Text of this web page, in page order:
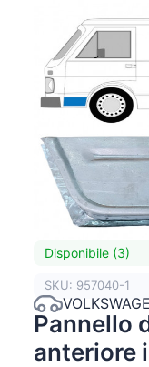
Disponibile (3)
SKU: 957040-1
Pannello
anteriore